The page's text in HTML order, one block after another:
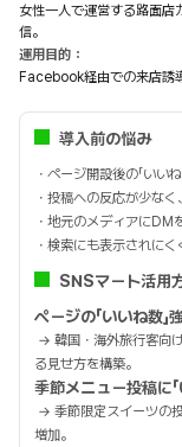
女性一人で運営する路面店
信。
運用目的：
Facebook経由での来店誘
導入前の悩み
・ページ開設後の「いい
・投稿への反応が少な
・地元のメディアにDM
・検索にも表示されに
SNSマート活用
ページの「いいね数
→ 韓国・海外旅行客向
る見せ方を構築。
季節メニュー投稿に「
→ 季節限定スイーツの投
増加。